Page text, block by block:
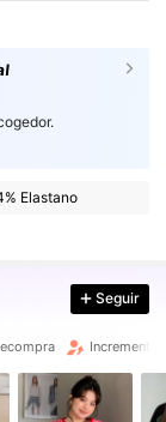
Elastano
Seguir
Incremento